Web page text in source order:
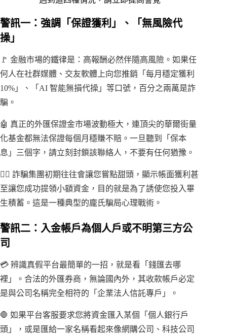
警訊一：強調「保證獲利」、「無風險代
操」
🚩 金融市場的鐵律是：高報酬必然伴隨高風險。如果任
何人在社群媒體、交友軟體上向您推銷「每月穩定獲利
10%」、「AI 智能無損代操」等口號，百分之兩萬是詐
騙。
🤖 真正的外匯保證金市場波動極大，連頂尖的華爾街量
化基金都無法保證每個月穩賺不賠。一旦聽到「保本
息」三個字，請立刻封鎖該聯絡人，不要有任何猶豫。
🕵️‍♂️ 詐騙集團初期往往會讓您嘗點甜頭，顯示帳面獲利甚
至讓您成功提領小額資金，目的就是為了誘使您投入畢
生積蓄。這是一種典型的龐氏騙局心理戰術。
警訊二：入金帳戶為個人戶或不明第三方公
司
💳 辨識真假平台最簡單的一招，就是看「錢匯去哪
裡」。合法的外匯券商，無論國內外，其收款帳戶必定
是與公司名稱完全相符的「企業法人信託專戶」。
🛑 如果平台客服要求您將資金匯入某個「個人銀行戶
頭」，或是匯給一家名稱看起來像網購公司、科技公司